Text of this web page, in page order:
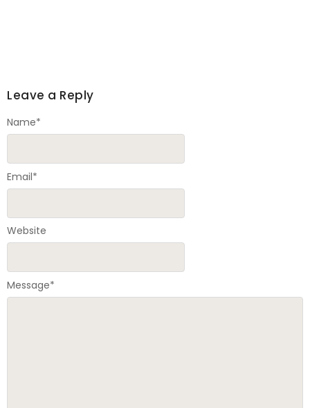
Leave a Reply
Message*
Name*
Email*
Website